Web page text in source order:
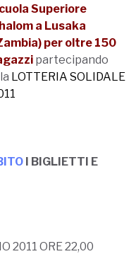
Superiore
a Lusaka
per oltre 150
partecipando
LOTTERIA SOLIDALE
I BIGLIETTI E
2011 ORE 22,00